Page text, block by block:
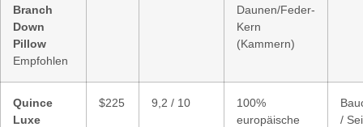
Branch
Down
Pillow
Empfohlen
Daunen/Feder-
Kern
(Kammern)
Quince
Luxe
$225 9,2 / 10
100%
europäische
/